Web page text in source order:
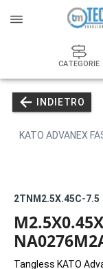
CATEGORIE
INDIETRO
KATO ADVANEX
2TNM2.5X.45C-7.5
Tangless KATO